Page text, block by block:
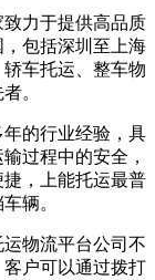
力于提供高品质
包括深圳至上海
车托运、整车物
。
的行业经验，具
过程中的安全，
，上能托运最普
辆。
物流平台公司不
户可以通过拨打